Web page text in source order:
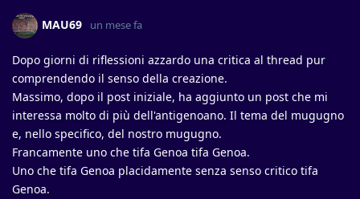
MAU69 un mese fa
Dopo giorni di riflessioni azzardo una critica al thread pur
comprendendo il senso della creazione.
Massimo, dopo il post iniziale, ha aggiunto un post che mi
interessa molto di più dell'antigenoano. Il tema del mugugno
e, nello specifico, del nostro mugugno.
Francamente uno che tifa Genoa tifa Genoa.
Uno che tifa Genoa placidamente senza senso critico tifa
Genoa.